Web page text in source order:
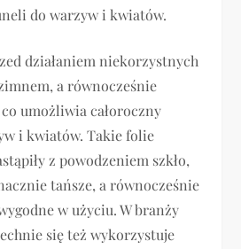
do warzyw i kwiatów.
działaniem niekorzystnych
a równocześnie
umożliwia całoroczny
i kwiatów. Takie folie
z powodzeniem szkło,
tańsze, a równocześnie
w użyciu. W branży
się też wykorzystuje